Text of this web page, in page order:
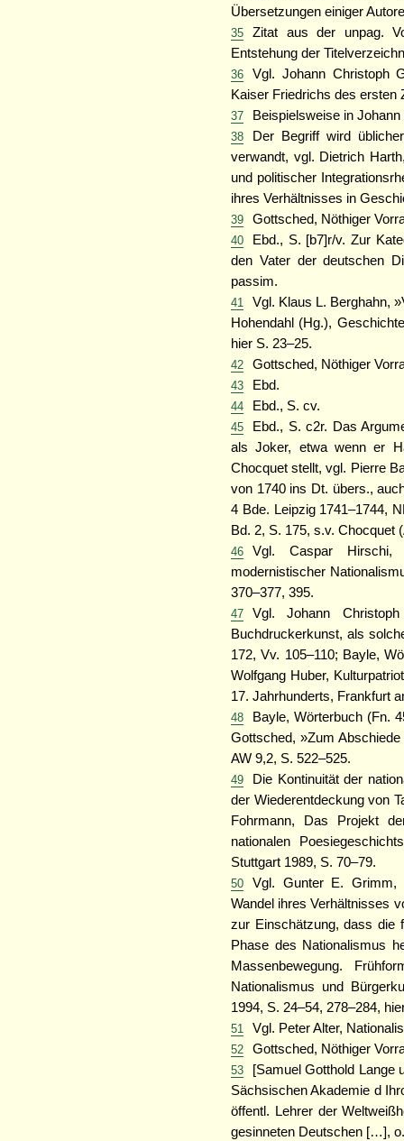
Übersetzungen einiger
35
Zitat aus der unpag.
Entstehung der
36
Vgl. Johann Christoph
Kaiser Friedrichs des ersten
37 Beispielsweise in
38
Der Begriff wird
verwandt, vgl. Dietrich
und politischer
ihres Verhältnisses in
39 Gottsched, Nöthiger
40
Ebd., S. [b7]r/v. Zur
den Vater der deutschen
passim.
41
Vgl. Klaus L. Berghahn,
Hohendahl (Hg.),
hier S. 23–25.
42 Gottsched, Nöthiger
43 Ebd.
44 Ebd., S. cv.
45
Ebd., S. c2r. Das
als Joker, etwa wenn er
Chocquet stellt, vgl. Pierre
von 1740 ins Dt. übers.,
4 Bde. Leipzig 1741–1744,
Bd. 2, S. 175, s.v. Chocquet
46
Vgl. Caspar Hirschi,
modernistischer
370–377, 395.
47
Vgl. Johann
Buchdruckerkunst, als
172, Vv. 105–110; Bayle,
Wolfgang Huber,
17. Jahrhunderts, Frankfurt
48
Bayle, Wörterbuch (Fn.
Gottsched, »Zum
AW 9,2, S. 522–525.
49
Die Kontinuität der
der Wiederentdeckung von
Fohrmann, Das Projekt
nationalen
Stuttgart 1989, S. 70–79.
50
Vgl. Gunter E. Grimm,
Wandel ihres Verhältnisses
zur Einschätzung, dass die
Phase des Nationalismus
Massenbewegung.
Nationalismus und
1994, S. 24–54, 278–284,
51 Vgl. Peter Alter,
52 Gottsched, Nöthiger
53
[Samuel Gotthold Lange
Sächsischen Akademie d
öffentl. Lehrer der
gesinneten Deutschen […],